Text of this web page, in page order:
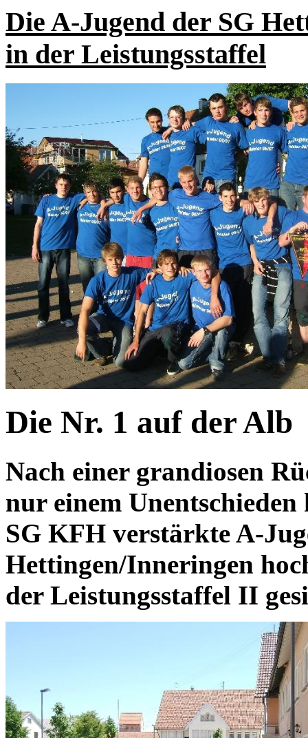
Die A-Jugend der SG
in der Leistungsstaffel
Die Nr. 1 auf der Alb
Nach einer grandiosen
nur einem
SG KFH verstärkte A-
Hettingen/Inneringen
der Leistungsstaffel II